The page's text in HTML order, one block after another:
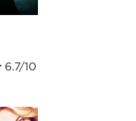
6.7/10